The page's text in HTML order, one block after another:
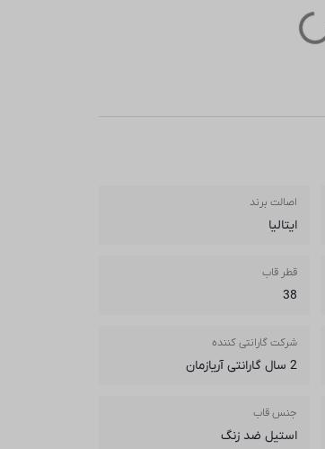
اصالت برند
ایتالیا
قطر قاب
38
شرکت گارانتی کننده
2 سال گارانتی آریازمان
جنس قاب
استیل ضد زنگ